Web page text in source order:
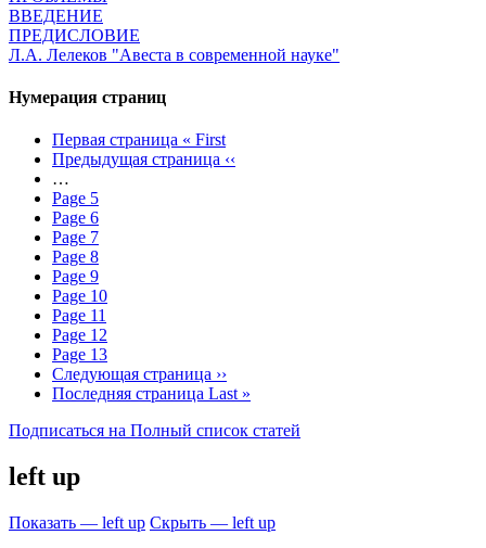
ВВЕДЕНИЕ
ПРЕДИСЛОВИЕ
Л.А. Лелеков "Авеста в современной науке"
Нумерация страниц
Первая страница « First
Предыдущая страница ‹‹
…
Page 5
Page 6
Page 7
Page 8
Page 9
Page 10
Page 11
Page 12
Page 13
Следующая страница ››
Последняя страница Last »
Подписаться на Полный список статей
left up
Показать — left up Скрыть — left up